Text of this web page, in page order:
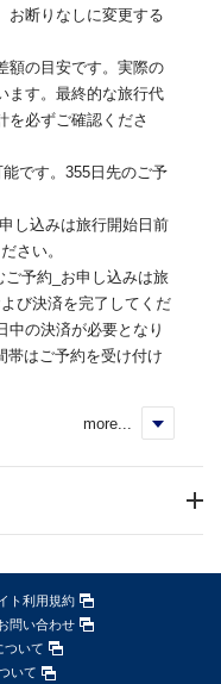
お断りなしに変更する
額の目安です。実際の
ます。最終的な旅行代
を必ずご確認くださ
です。355日先のご予
し込みは旅行開始日前
さい。
ご予約_お申し込みは旅
び決済を完了してくだ
中の決済が必要となり
帯はご予約を受け付け
more...
ト利用規約
問い合わせ
ついて
いて